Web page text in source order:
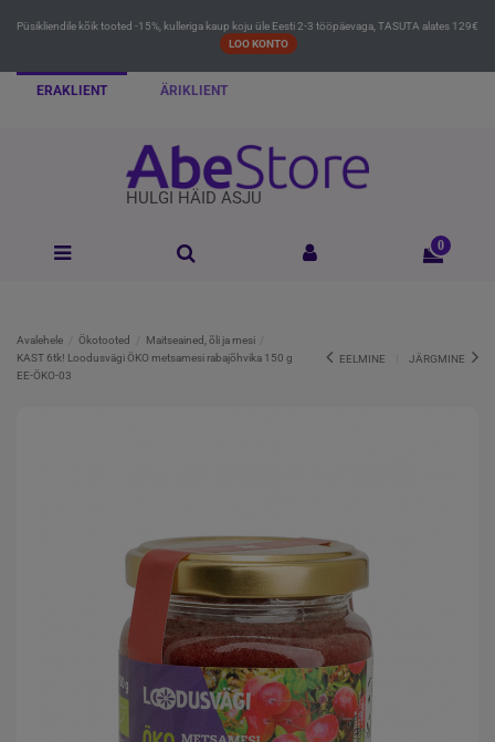
Püsikliendile kõik tooted -15%, kulleriga kaup koju üle Eesti 2-3 tööpäevaga, TASUTA alates 129€
LOO KONTO
ERAKLIENT ÄRIKLIENT
HULGI HÄID ASJU
0
Avalehele Ökotooted
Maitseained, õli ja mesi
KAST 6tk! Loodusvägi ÖKO metsamesi rabajõhvika 150 g
EE-ÖKO-03
EELMINE JÄRGMINE